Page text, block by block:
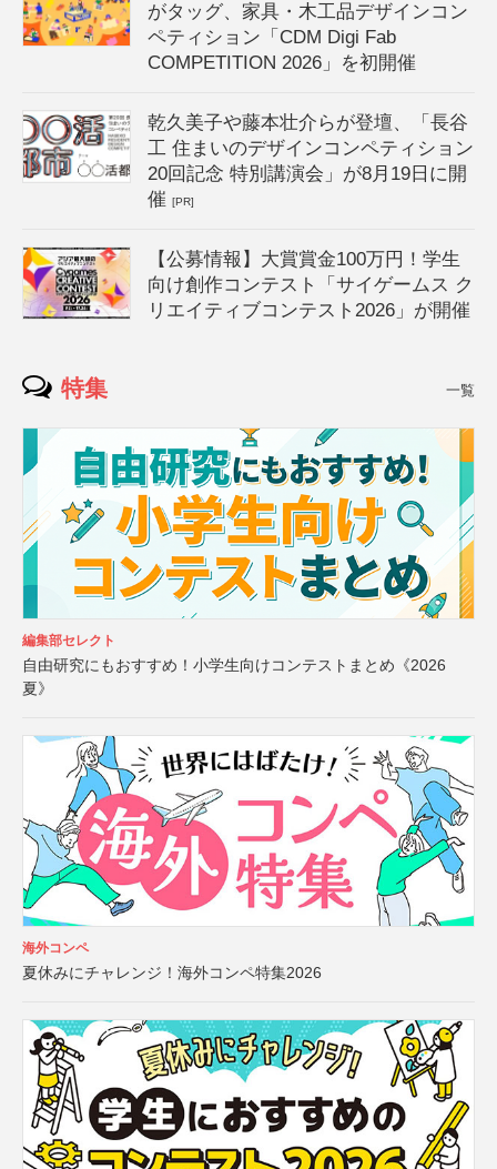
がタッグ、家具・木工品デザインコン
ペティション「CDM Digi Fab
COMPETITION 2026」を初開催
乾久美子や藤本壮介らが登壇、「長谷
工 住まいのデザインコンペティション
20回記念 特別講演会」が8月19日に開
催[PR]
【公募情報】大賞賞金100万円！学生
向け創作コンテスト「サイゲームス ク
リエイティブコンテスト2026」が開催
特集 一覧
編集部セレクト
自由研究にもおすすめ！小学生向けコンテストまとめ《2026
夏》
海外コンペ
夏休みにチャレンジ！海外コンペ特集2026